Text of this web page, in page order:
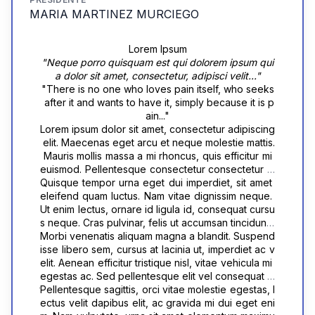
MARIA MARTINEZ MURCIEGO
Lorem Ipsum
"Neque porro quisquam est qui dolorem ipsum qui
a dolor sit amet, consectetur, adipisci velit..."
"There is no one who loves pain itself, who seeks
after it and wants to have it, simply because it is p
ain..."
Lorem ipsum dolor sit amet, consectetur adipiscing
elit. Maecenas eget arcu et neque molestie mattis.
Mauris mollis massa a mi rhoncus, quis efficitur mi
euismod. Pellentesque consectetur consectetur m
agna vitae viverra. Quisque molestie ultricies eleif
end. Nulla commodo ullamcorper risus, ut sceleris
que urna aliquet vel. Suspendisse potenti. Vestibul
um tempus interdum urna, non congue lorem vene
natis in. Suspendisse mollis nunc et maximus feugi
at. Donec pharetra lectus at nunc convallis, ac max
imus tortor volutpat. In hac habitasse platea dictum
st. Quisque tincidunt posuere lorem sit amet feugia
t. Cras augue turpis, feugiat at venenatis placerat,
convallis finibus tellus. Curabitur aliquam vestibulu
Quisque tempor urna eget dui imperdiet, sit amet
eleifend quam luctus. Nam vitae dignissim neque.
Ut enim lectus, ornare id ligula id, consequat cursu
s neque. Cras pulvinar, felis ut accumsan tincidunt,
neque lacus luctus enim, vitae cursus sem elit quis
nisl. Etiam fringilla sem quam, vel maximus ipsum or
nare quis. Etiam arcu nisl, egestas eu volutpat eget
, facilisis eget augue. Phasellus pulvinar consequa
t sodales. Nam tempor, sem ut tincidunt cursus, nisl
mauris ornare diam, ut sodales metus velit in dui. S
Morbi venenatis aliquam magna a blandit. Suspend
isse libero sem, cursus at lacinia ut, imperdiet ac v
elit. Aenean efficitur tristique nisl, vitae vehicula mi
egestas ac. Sed pellentesque elit vel consequat m
aximus. Aenean tincidunt odio quis turpis accumsa
n feugiat. Duis commodo mauris at rhoncus sceleri
Pellentesque sagittis, orci vitae molestie egestas, l
ectus velit dapibus elit, ac gravida mi dui eget eni